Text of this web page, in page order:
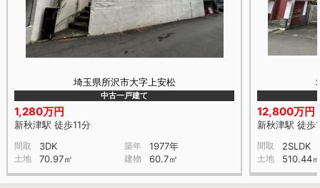
埼玉県所沢市大字上安松
中古一戸建て
1,280万円
新秋津駅 徒歩11分
間取 3DK 築年 1977年
土地 70.97㎡ 建物 60.7㎡
12,800万円
新秋津駅 徒歩
間取 2SLDK
土地 510.44